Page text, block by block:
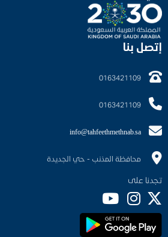
إتصل بنا
0163421109
0163421109
info@tahfeethmethnab.sa
محافظة المذنب - حي الجديدة
تجدنا على